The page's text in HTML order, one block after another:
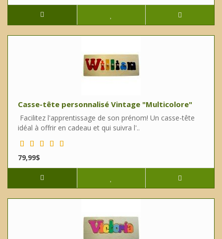
Casse-tête personnalisé Vintage "Multicolore"
Facilitez l'apprentissage de son prénom! Un casse-tête
idéal à offrir en cadeau et qui suivra l'..
79,99$